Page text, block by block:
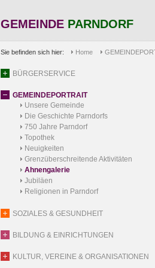
GEMEINDE PARNDORF
Sie befinden sich hier: Home
BÜRGERSERVICE
GEMEINDEPORTRAIT
Unsere Gemeinde
Die Geschichte Parndorfs
750 Jahre Parndorf
Topothek
Neuigkeiten
Grenzüberschreitende Aktivitäten
Ahnengalerie
Jubiläen
Religionen in Parndorf
SOZIALES & GESUNDHEIT
BILDUNG & EINRICHTUNGEN
KULTUR, VEREINE & ORGANISATIONEN